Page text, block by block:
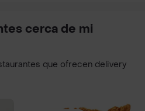
cerca de mi
que ofrecen delivery